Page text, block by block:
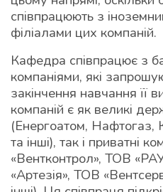
ВИПУСКНИКІВ
ЖИТТЯ
КУРСИ
ДЛЯ
співпрацюють з
філіалами цих компаній.
Кафедра співпрацює з
компаніями, які
закінчення навчання її
компаній є як великі
(Енергоатом,
та інші), так і приватні
«Вентконтрол», ТОВ
«Артезія», ТОВ